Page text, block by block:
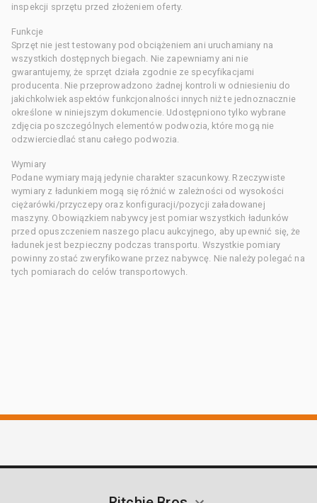
inspekcji sprzętu przed złożeniem oferty.
Funkcje
Sprzęt nie jest testowany pod obciążeniem ani uruchamiany na
wszystkich dostępnych biegach. Nie zapewniamy ani nie
gwarantujemy, że sprzęt działa zgodnie ze specyfikacjami
producenta. Nie przeprowadzono żadnej kontroli w odniesieniu do
jakichkolwiek aspektów funkcjonalności innych niż te jednoznacznie
określone w niniejszym dokumencie. Udostępniono tylko wybrane
zdjęcia poszczególnych elementów podwozia, które mogą nie
odzwierciedlać stanu całego podwozia.
Wymiary
Podane wymiary mają jedynie charakter szacunkowy. Rzeczywiste
wymiary z ładunkiem mogą się różnić w zależności od wysokości
ciężarówki/przyczepy oraz konfiguracji/pozycji załadowanej
maszyny. Obowiązkiem nabywcy jest pomiar wszystkich ładunków
przed opuszczeniem naszego placu aukcyjnego, aby upewnić się, że
ładunek jest bezpieczny podczas transportu. Wszystkie pomiary
powinny zostać zweryfikowane przez nabywcę. Nie należy polegać na
tych pomiarach do celów transportowych.